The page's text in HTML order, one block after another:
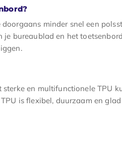
minder snel een
bureaublad en het
en multifunctionele TPU
is flexibel, duurzaam en